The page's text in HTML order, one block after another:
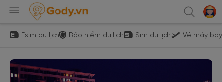
Esim du lịch Bảo hiểm du lịch Sim du lịch Vé máy bay